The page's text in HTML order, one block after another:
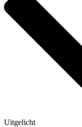
Uitgelicht